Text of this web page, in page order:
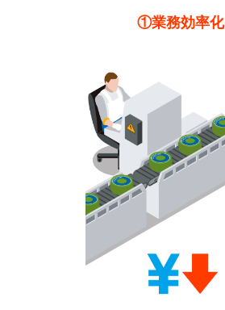
①業務効率化